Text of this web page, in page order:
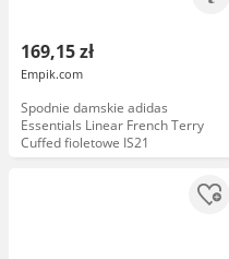
169,15 zł
Empik.com
Spodnie damskie adidas
Essentials Linear French Terry
Cuffed fioletowe IS21